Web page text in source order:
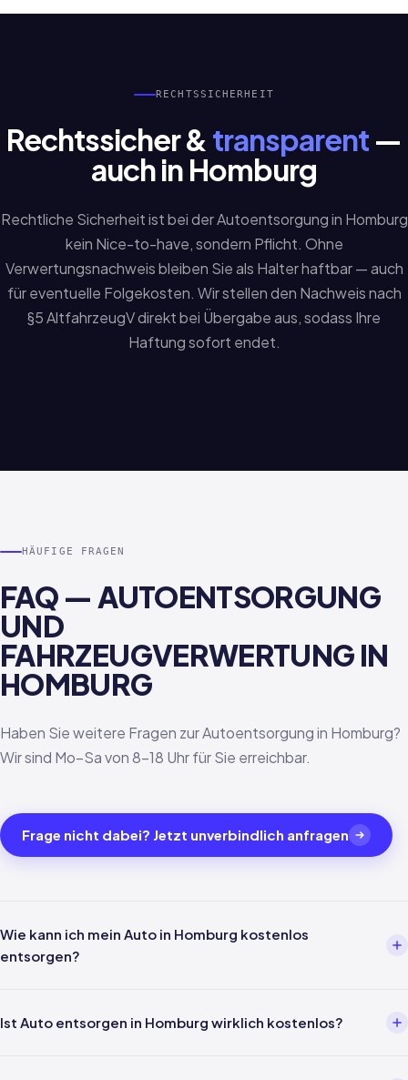
RECHTSSICHERHEIT
Rechtssicher & transparent—
auch in Homburg
Rechtliche Sicherheit ist bei der Autoentsorgung in Homburg
kein Nice-to-have, sondern Pflicht. Ohne
Verwertungsnachweis bleiben Sie als Halter haftbar — auch
für eventuelle Folgekosten. Wir stellen den Nachweis nach
§5 AltfahrzeugV direkt bei Übergabe aus, sodass Ihre
Haftung sofort endet.
HÄUFIGE FRAGEN
FAQ — AUTOENTSORGUNG
UND
FAHRZEUGVERWERTUNG IN
HOMBURG
Haben Sie weitere Fragen zur Autoentsorgung in Homburg?
Wir sind Mo–Sa von 8–18 Uhr für Sie erreichbar.
Frage nicht dabei? Jetzt unverbindlich anfragen
Wie kann ich mein Auto in Homburg kostenlos
entsorgen?
WhatsApp melden — wir kümmern uns um alles weitere inklusive
Ist Auto entsorgen in Homburg wirklich kostenlos?